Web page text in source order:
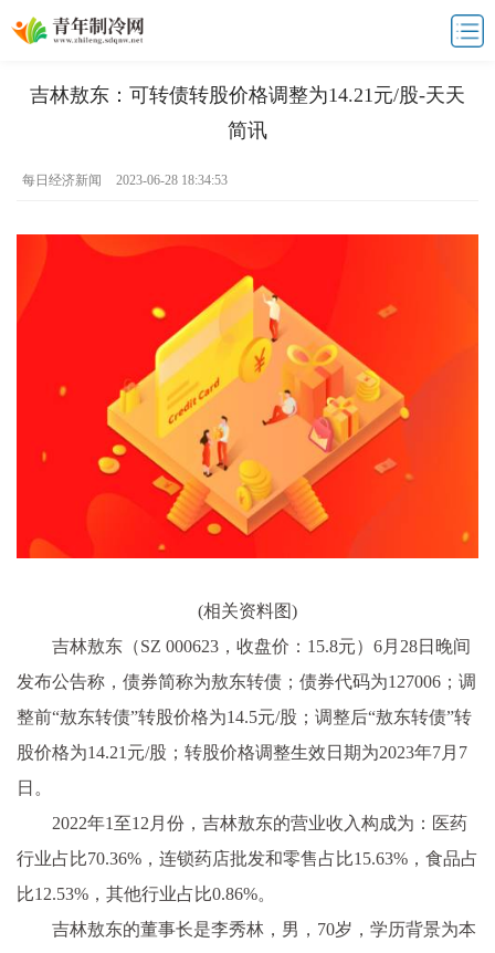
吉林敖东：可转债转股价格调整为14.21元/股-天天
简讯
每日经济新闻 2023-06-28 18:34:53
(相关资料图)
吉林敖东（SZ 000623，收盘价：15.8元）6月28日晚间
发布公告称，债券简称为敖东转债；债券代码为127006；调
整前“敖东转债”转股价格为14.5元/股；调整后“敖东转债”转
股价格为14.21元/股；转股价格调整生效日期为2023年7月7
日。
2022年1至12月份，吉林敖东的营业收入构成为：医药
行业占比70.36%，连锁药店批发和零售占比15.63%，食品占
比12.53%，其他行业占比0.86%。
吉林敖东的董事长是李秀林，男，70岁，学历背景为本